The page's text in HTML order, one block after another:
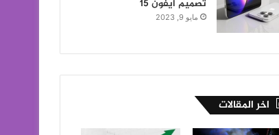
تصميم آيفون 15
مايو 9, 2023
اخر المقالات